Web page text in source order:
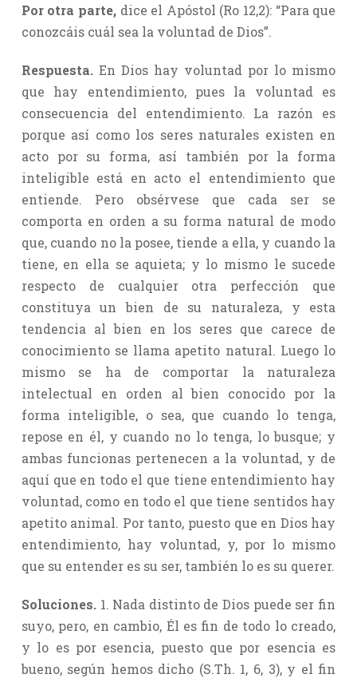
Por otra parte, dice el Apóstol (Ro 12,2): “Para que
conozcáis cuál sea la voluntad de Dios”.
Respuesta. En Dios hay voluntad por lo mismo
que hay entendimiento, pues la voluntad es
consecuencia del entendimiento. La razón es
porque así como los seres naturales existen en
acto por su forma, así también por la forma
inteligible está en acto el entendimiento que
entiende. Pero obsérvese que cada ser se
comporta en orden a su forma natural de modo
que, cuando no la posee, tiende a ella, y cuando la
tiene, en ella se aquieta; y lo mismo le sucede
respecto de cualquier otra perfección que
constituya un bien de su naturaleza, y esta
tendencia al bien en los seres que carece de
conocimiento se llama apetito natural. Luego lo
mismo se ha de comportar la naturaleza
intelectual en orden al bien conocido por la
forma inteligible, o sea, que cuando lo tenga,
repose en él, y cuando no lo tenga, lo busque; y
ambas funcionas pertenecen a la voluntad, y de
aquí que en todo el que tiene entendimiento hay
voluntad, como en todo el que tiene sentidos hay
apetito animal. Por tanto, puesto que en Dios hay
entendimiento, hay voluntad, y, por lo mismo
que su entender es su ser, también lo es su querer.
Soluciones. 1. Nada distinto de Dios puede ser fin
suyo, pero, en cambio, Él es fin de todo lo creado,
y lo es por esencia, puesto que por esencia es
bueno, según hemos dicho (S.Th. 1, 6, 3), y el fin